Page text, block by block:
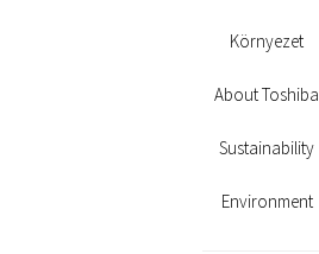
Környezet
About Toshiba
Sustainability
Environment